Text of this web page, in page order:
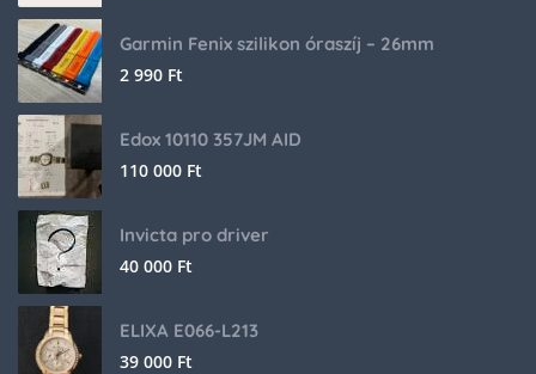
Garmin Fenix szilikon óraszíj – 26mm
2 990 Ft
Edox 10110 357JM AID
110 000 Ft
Invicta pro driver
40 000 Ft
ELIXA E066-L213
39 000 Ft